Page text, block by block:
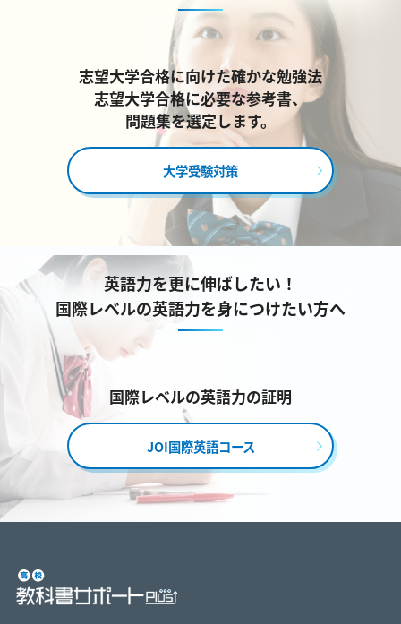
志望大学合格に向けた確かな勉強法
志望大学合格に必要な参考書、
問題集を選定します。
大学受験対策
英語力を更に伸ばしたい！
国際レベルの英語力を身につけたい方へ
国際レベルの英語力の証明
JOI国際英語コース